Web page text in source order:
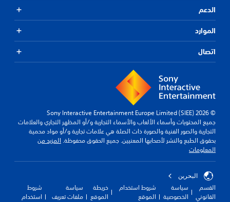
الدعم
الموارد
اتصال
© 2026 Sony Interactive Entertainment Europe Limited (SIEE)
جميع المحتويات وأسماء الألعاب والأسماء التجارية و/أو المظهر التجاري والعلامات
التجارية والصور الفنية والصورة ذات الصلة هي علامات تجارية و/أو مواد محمية
بحقوق الطبع والنشر لأصحابها المعنيين. جميع الحقوق محفوظة. المزيد من
المعلومات
البحرين
القسم
القانوني
سياسة
الخصوصية
شروط استخدام
الموقع
خريطة
الموقع
سياسة
ملفات تعريف
شروط
استخدام